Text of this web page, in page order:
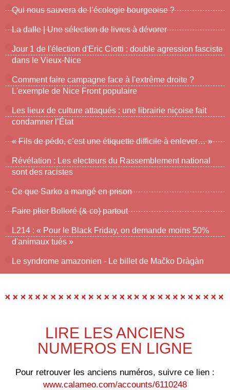
Qui nous sauvera de l’écologie bourgeoise ?
La dalle | Une sélection de livres à dévorer
Jour 1 de l'élection d'Eric Ciotti : double agression fasciste
dans le Vieux-Nice
Comment faire campagne face à l'extrême droite ?
L'exemple de Nice Front populaire
Les lieux de culture attaqués : une librairie niçoise fait
condamner l’État
« Fils de pédo, c’est une étiquette difficile à enlever… »
Révélation : Les electeurs du Rassemblement national
sont des racistes
Ce que Sarko a mangé en prison
Faire plier Bolloré (& co) partout
L214 : « Pour le Black Friday, on demande moins 50%
d'animaux tués »
Le syndrome amazonien - Le billet de Mačko Dràgàn
LIRE LES ANCIENS
NUMEROS EN LIGNE
Pour retrouver les anciens numéros, suivre ce lien :
www.calameo.com/accounts/6110248